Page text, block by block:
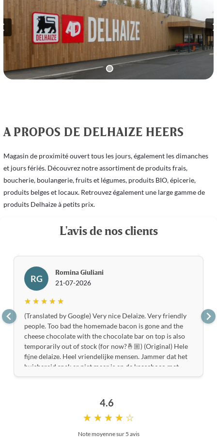
A PROPOS DE DELHAIZE HEERS
Magasin de proximité ouvert tous les jours, également les dimanches
et jours fériés. Découvrez notre assortiment de produits frais,
boucherie, boulangerie, fruits et légumes, produits BIO, épicerie,
produits belges et locaux. Retrouvez également une large gamme de
produits Delhaize à petits prix.
L'avis de nos clients
RG
Romina Giuliani
21-07-2026
★ ★ ★ ★ ★
(Translated by Google) Very nice Delaize. Very friendly
people. Too bad the homemade bacon is gone and the
cheese chocolate with the chocolate bar on top is also
temporarily out of stock (for now?🤞🏼) (Original) Hele
fijne delaize. Heel vriendelijke mensen. Jammer dat het
huisbereid spek er niet meer is en de kaaschoco met
het tablet chocolade erop ook even uit assortiment is
4.6
★ ★ ★ ★ ☆
Note moyenne sur 5 avis